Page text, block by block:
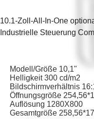
10.1-Zoll-All-In-One
Industrielle Steuerung
Modell/Größe 10,1"
Helligkeit 300 cd/m2
Bildschirmverhältnis
Öffnungsgröße
Auflösung 1280X800
Gesamtgröße